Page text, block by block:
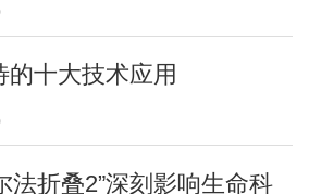
的十大技术应用
法折叠2”深刻影响生命科